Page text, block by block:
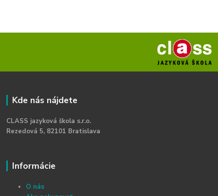
Kde nás nájdete
CLASS jazyková škola s.r.o.
Rezedová 5, 82101 Bratislava
Informácie
O nás